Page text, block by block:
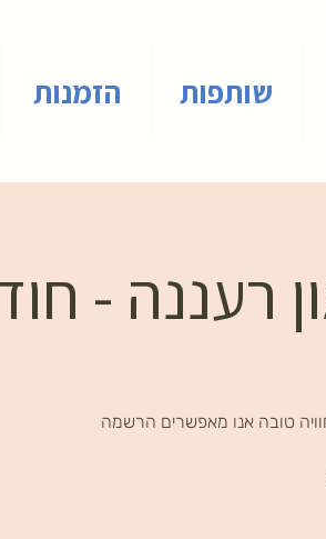
שותפות הזמנות
רעננה -
טובה אנו מאפשרים הרשמה